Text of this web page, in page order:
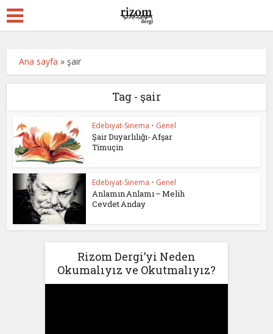
Ana sayfa »şair
Tag - şair
Edebiyat-Sinema • Genel
Şair Duyarlılığı- Afşar
Timuçin
Edebiyat-Sinema • Genel
Anlamın Anlamı – Melih
Cevdet Anday
Rizom Dergi’yi Neden
Okumalıyız ve Okutmalıyız?